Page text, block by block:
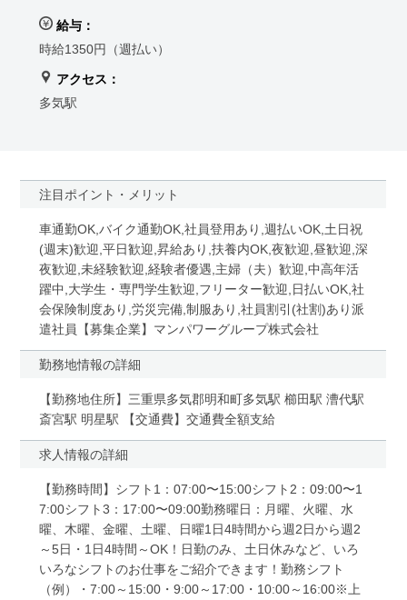
給与：
時給1350円（週払い）
アクセス：
多気駅
注目ポイント・メリット
車通勤OK,バイク通勤OK,社員登用あり,週払いOK,土日祝
(週末)歓迎,平日歓迎,昇給あり,扶養内OK,夜歓迎,昼歓迎,深
夜歓迎,未経験歓迎,経験者優遇,主婦（夫）歓迎,中高年活
躍中,大学生・専門学生歓迎,フリーター歓迎,日払いOK,社
会保険制度あり,労災完備,制服あり,社員割引(社割)あり派
遣社員【募集企業】マンパワーグループ株式会社
勤務地情報の詳細
【勤務地住所】三重県多気郡明和町多気駅 櫛田駅 漕代駅
斎宮駅 明星駅 【交通費】交通費全額支給
求人情報の詳細
【勤務時間】シフト1：07:00〜15:00シフト2：09:00〜1
7:00シフト3：17:00〜09:00勤務曜日：月曜、火曜、水
曜、木曜、金曜、土曜、日曜1日4時間から週2日から週2
～5日・1日4時間～OK！日勤のみ、土日休みなど、いろ
いろなシフトのお仕事をご紹介できます！勤務シフト
（例）・7:00～15:00・9:00～17:00・10:00～16:00※上